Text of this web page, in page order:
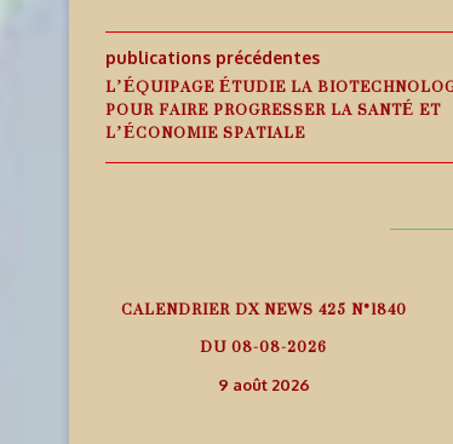
publications précédentes
L’ÉQUIPAGE ÉTUDIE LA
POUR FAIRE PROGRESSER LA SANTÉ ET
L’ÉCONOMIE SPATIALE
CALENDRIER DX NEWS 425 N°1840
DU 08-08-2026
9 août 2026